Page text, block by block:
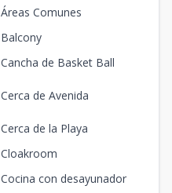
Áreas Comunes
Balcony
Cancha de Basket Ball
Cerca de Avenida
Cerca de la Playa
Cloakroom
Cocina con desayunador